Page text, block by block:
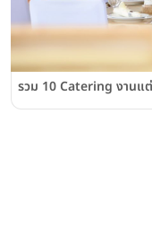
รวม 10 Catering งานแ